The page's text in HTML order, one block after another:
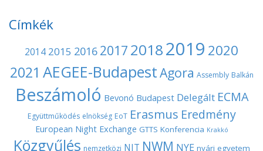
Címkék
2014 2015 2016 2017 20182019 2020
2021 AEGEE-BudapestAgora Assembly Balkán
Beszámoló Bevonó Budapest Delegált ECMA
Együttműködés elnökség EoT Erasmus Eredmény
European Night Exchange GTTS Konferencia Krakkó
Közgyűlés nemzetközi NIT NWM NYE nyári egyetem